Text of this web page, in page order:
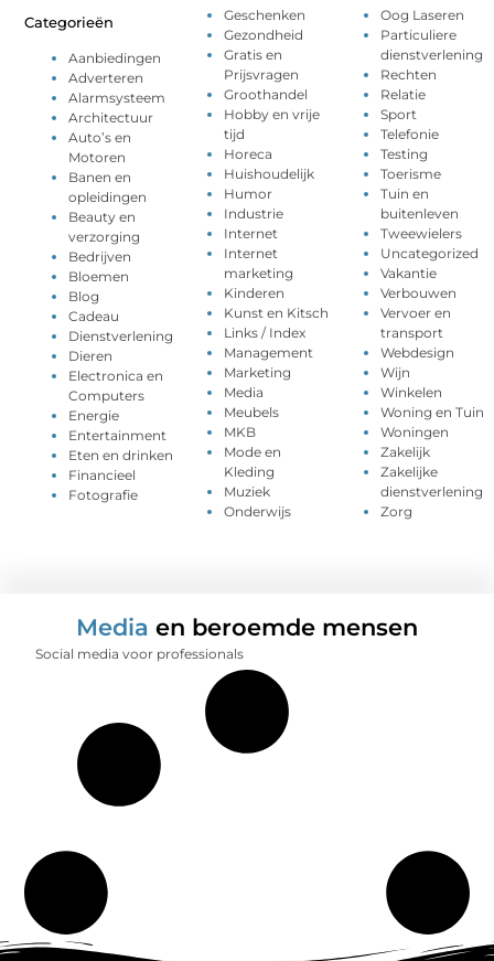
Categorieën
Aanbiedingen
Adverteren
Alarmsysteem
Architectuur
Auto’s en
Motoren
Banen en
opleidingen
Beauty en
verzorging
Bedrijven
Bloemen
Blog
Cadeau
Dienstverlening
Dieren
Electronica en
Computers
Energie
Entertainment
Eten en drinken
Financieel
Fotografie
Geschenken
Gezondheid
Gratis en
Prijsvragen
Groothandel
Hobby en vrije
tijd
Horeca
Huishoudelijk
Humor
Industrie
Internet
Internet
marketing
Kinderen
Kunst en Kitsch
Links / Index
Management
Marketing
Media
Meubels
MKB
Mode en
Kleding
Muziek
Onderwijs
Oog Laseren
Particuliere
dienstverlening
Rechten
Relatie
Sport
Telefonie
Testing
Toerisme
Tuin en
buitenleven
Tweewielers
Uncategorized
Vakantie
Verbouwen
Vervoer en
transport
Webdesign
Wijn
Winkelen
Woning en Tuin
Woningen
Zakelijk
Zakelijke
dienstverlening
Zorg
Media en beroemde mensen
Social media voor professionals